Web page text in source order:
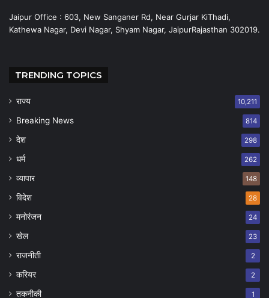
Jaipur Office : 603, New Sanganer Rd, Near Gurjar KiThadi,
Kathewa Nagar, Devi Nagar, Shyam Nagar, JaipurRajasthan 302019.
TRENDING TOPICS
राज्य 10,211
Breaking News 814
देश 298
धर्म 262
व्यापार 148
विदेश 28
मनोरंजन 24
खेल 23
राजनीती 2
करियर 2
तकनीकी 1